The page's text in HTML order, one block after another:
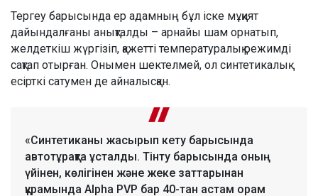
Тергеу барысында ер адамның бұл іске мұқият
дайындалғаны анықталды – арнайы шам орнатып,
желдеткіш жүргізіп, қажетті температуралық режимді
сақтап отырған. Онымен шектелмей, ол синтетикалық
есірткі сатумен де айналысқан.
«Синтетиканы жасырып кету барысында
автотұрақта ұсталды. Тінту барысында оның
үйінен, көлігінен және жеке заттарынан
құрамында Alpha PVP бар 40-тан астам орам